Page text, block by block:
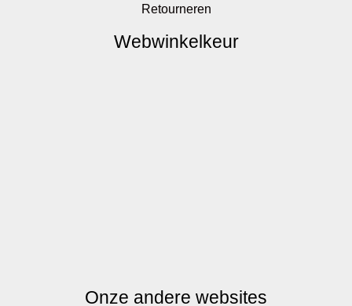
Retourneren
Webwinkelkeur
Onze andere websites